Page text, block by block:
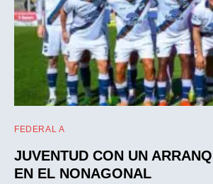
FEDERAL A
JUVENTUD CON UN
EN EL NONAGONAL